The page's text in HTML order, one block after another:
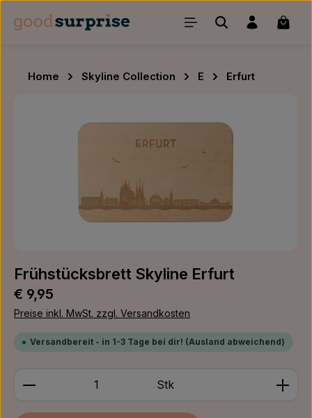
Zum Hauptinhalt springen
Home Skyline Collection E
Erfurt
Frühstücksbrett Skyline Erfurt
Regulärer Preis:
€ 9,95
Preise inkl. MwSt. zzgl. Versandkosten
Versandbereit - in 1-3 Tage bei dir! (Ausland abweichend)
Produkt Anzahl: Gib den gewünschten Wert ein
Stk